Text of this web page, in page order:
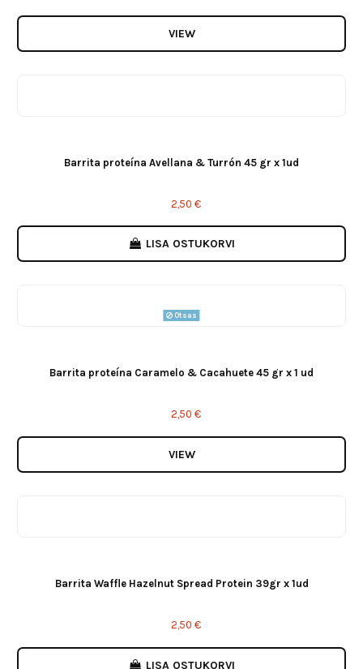
VIEW
Barrita proteína Avellana & Turrón 45 gr x 1ud
2,50 €
LISA OSTUKORVI
Otsas
Barrita proteína Caramelo & Cacahuete 45 gr x 1 ud
2,50 €
VIEW
Barrita Waffle Hazelnut Spread Protein 39gr x 1ud
2,50 €
LISA OSTUKORVI